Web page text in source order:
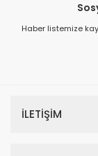
Haber listemize
İLETİŞİM